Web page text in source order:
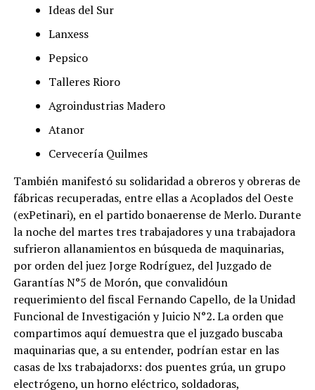
Ideas del Sur
Lanxess
Pepsico
Talleres Rioro
Agroindustrias Madero
Atanor
Cervecería Quilmes
También manifestó su solidaridad a obreros y obreras de
fábricas recuperadas, entre ellas a Acoplados del Oeste
(exPetinari), en el partido bonaerense de Merlo. Durante
la noche del martes tres trabajadores y una trabajadora
sufrieron allanamientos en búsqueda de maquinarias,
por orden del juez Jorge Rodríguez, del Juzgado de
Garantías N°5 de Morón, que convalidóun
requerimiento del fiscal Fernando Capello, de la Unidad
Funcional de Investigación y Juicio N°2. La orden que
compartimos aquí demuestra que el juzgado buscaba
maquinarias que, a su entender, podrían estar en las
casas de lxs trabajadorxs: dos puentes grúa, un grupo
electrógeno, un horno eléctrico, soldadoras,